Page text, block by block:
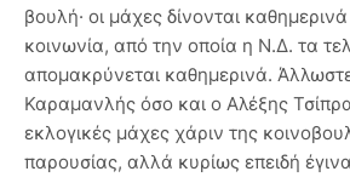
βουλή· οι μάχες δίνονται
κοινωνία, από την οποία η Ν.Δ. τα
απομακρύνεται καθημερινά.
Καραμανλής όσο και ο Αλέξης
εκλογικές μάχες χάριν της
παρουσίας, αλλά κυρίως επειδή